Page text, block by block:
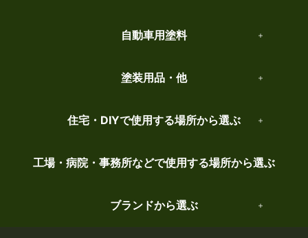
自動車用塗料
塗装用品・他
住宅・DIYで使用する場所から選ぶ
工場・病院・事務所などで使用する場所から選ぶ
ブランドから選ぶ